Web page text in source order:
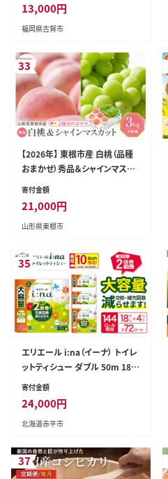
かい 夕飯 おかず 贅沢 グルメ 九
州 古賀市
13,000円
福岡県古賀市
33
【2026年】 東根市産 白桃（品種
おまかせ）秀品＆シャインマスカ
ット詰め合わせ 化粧箱入り3kg
山形県 東根市 hi027-238
寄付金額
21,000円
山形県東根市
35
エリエール i:na（イーナ） トイレ
ットティシュー ダブル 50m 18R
×4パック 計72ロール 最短 10
レットペーパー 交換 補充 回数
減 長持ち まとめ買い 防災 常備
需品 赤平市
寄付金額
24,000円
北海道赤平市
37